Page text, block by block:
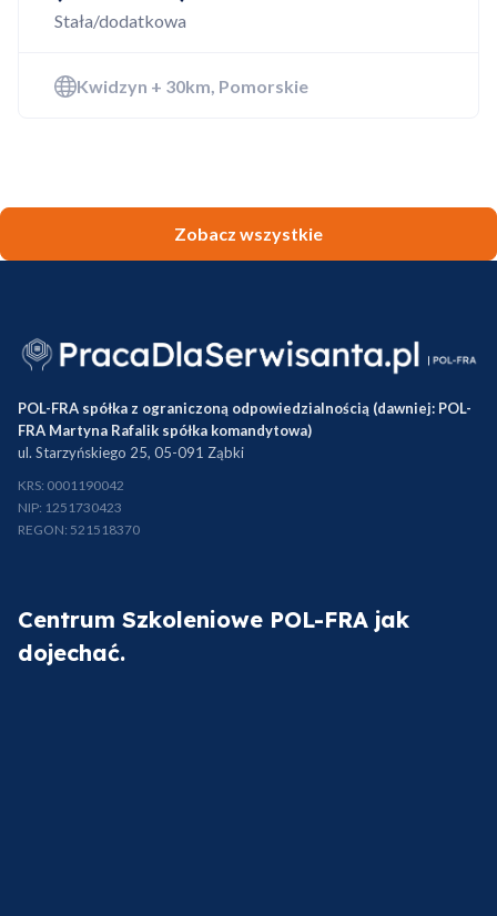
Stała/dodatkowa
Kwidzyn + 30km, Pomorskie
Zobacz wszystkie
Przejdź do koszyka
Kontynuuj zakupy
POL-FRA spółka z ograniczoną odpowiedzialnością (dawniej: POL-
FRA Martyna Rafalik spółka komandytowa)
ul. Starzyńskiego 25, 05-091 Ząbki
KRS: 0001190042
NIP: 1251730423
REGON: 521518370
Centrum Szkoleniowe POL-FRA jak
dojechać.